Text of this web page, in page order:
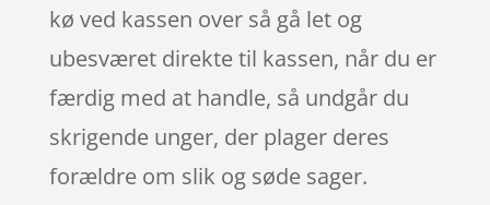
kø ved kassen over så gå let og
ubesværet direkte til kassen, når du er
færdig med at handle, så undgår du
skrigende unger, der plager deres
forældre om slik og søde sager.